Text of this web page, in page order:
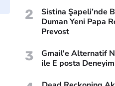
2
Sistina Şapeli’nde
Duman Yeni Papa
Prevost
3
Gmail'e Alternatif
ile E posta